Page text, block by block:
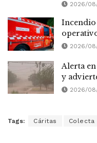
2026/
2026/
Alerta en
y
2026/
Tags: Cáritas Colecta